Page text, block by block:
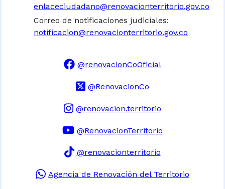
enlaceciudadano@renovacionterritorio.gov.co
Correo de notificaciones judiciales:
notificacion@renovacionterritorio.gov.co
@renovacionCoOficial
@RenovacionCo
@renovacion.territorio
@RenovacionTerritorio
@renovacionterritorio
Agencia de Renovación del Territorio